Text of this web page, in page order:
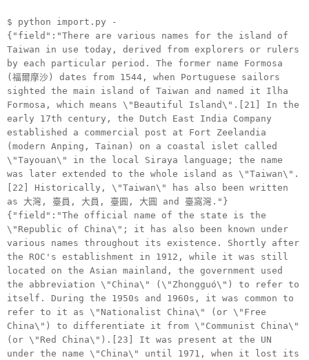
$ python import.py -
{"field":"There are various names for the island of
Taiwan in use today, derived from explorers or rulers
by each particular period. The former name Formosa
(福爾摩沙) dates from 1544, when Portuguese sailors
sighted the main island of Taiwan and named it Ilha
Formosa, which means \"Beautiful Island\".[21] In the
early 17th century, the Dutch East India Company
established a commercial post at Fort Zeelandia
(modern Anping, Tainan) on a coastal islet called
\"Tayouan\" in the local Siraya language; the name
was later extended to the whole island as \"Taiwan\".
[22] Historically, \"Taiwan\" has also been written
as 大灣, 臺員, 大員, 臺圓, 大圓 and 臺窩灣."}
{"field":"The official name of the state is the
\"Republic of China\"; it has also been known under
various names throughout its existence. Shortly after
the ROC's establishment in 1912, while it was still
located on the Asian mainland, the government used
the abbreviation \"China\" (\"Zhongguó\") to refer to
itself. During the 1950s and 1960s, it was common to
refer to it as \"Nationalist China\" (or \"Free
China\") to differentiate it from \"Communist China\"
(or \"Red China\").[23] It was present at the UN
under the name \"China\" until 1971, when it lost its